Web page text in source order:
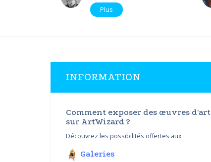
Plus
INFORMATION
Comment exposer des œuvres d'art
sur ArtWizard ?
Découvrez les possibilités offertes aux :
Galeries